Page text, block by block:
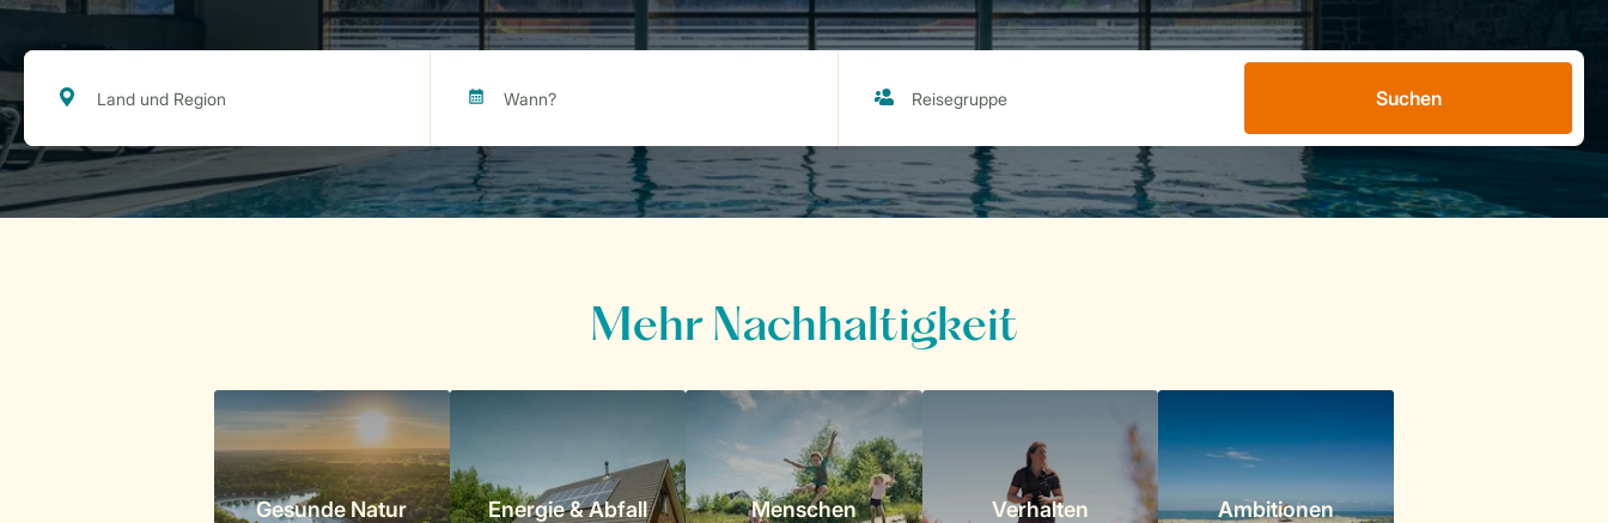
Suchen
Mehr Nachhaltigkeit
Gesunde Natur Energie & Abfall Menschen Verhalten Ambitionen